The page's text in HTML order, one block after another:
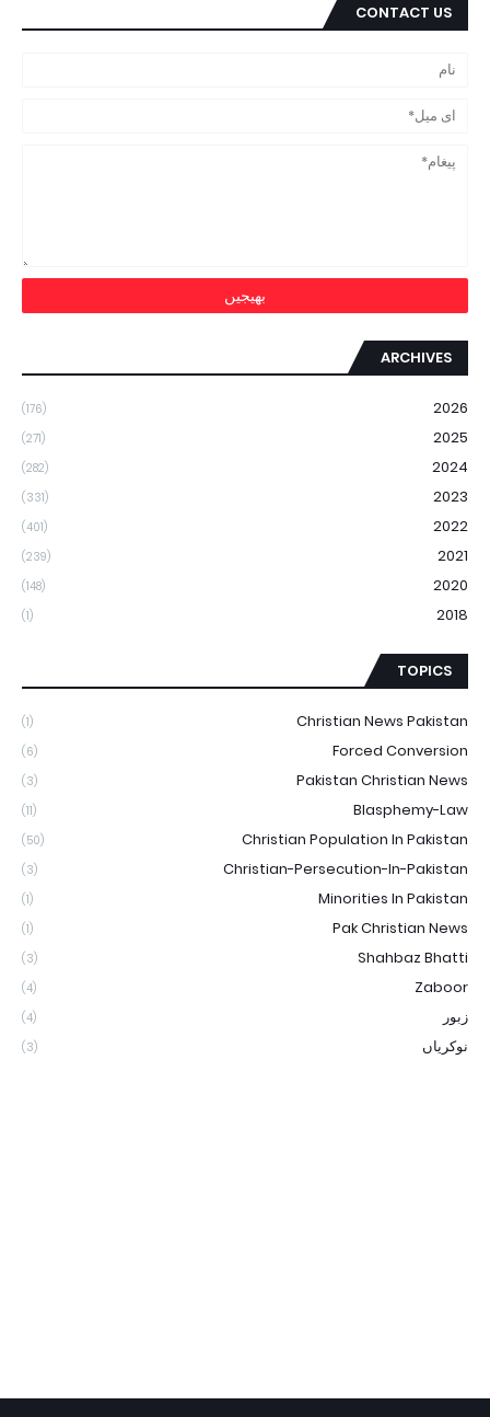
CONTACT US
ARCHIVES
2026
(176)
2025
(271)
2024
(282)
2023
(331)
2022
(401)
2021
(239)
2020
(148)
2018
(1)
TOPICS
Christian News Pakistan
(1)
Forced Conversion
(6)
Pakistan Christian News
(3)
Blasphemy-Law
(11)
Christian Population In Pakistan
(50)
Christian-Persecution-In-Pakistan
(3)
Minorities In Pakistan
(1)
Pak Christian News
(1)
Shahbaz Bhatti
(3)
Zaboor
(4)
زبور (4)
نوکریاں (3)